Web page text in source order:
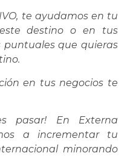
te ayudamos en tu
destino o en tus
puntuales que quieras
en tus negocios te
pasar! En Externa
a incrementar tu
minorando